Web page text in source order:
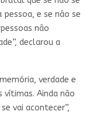
e se não se
não
declarou a
verdade e
vítimas. Ainda não
vai acontecer”,